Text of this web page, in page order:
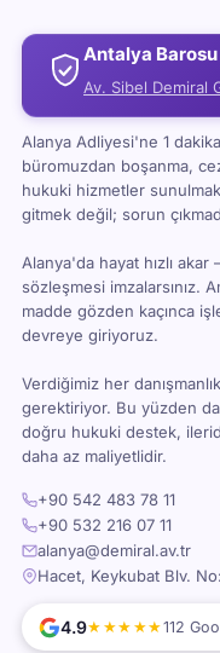
İskan belgesinin (yapı
İmar mevzuatına aykırı
Antalya
Av. Sibel Demiral
Alanya Adliyesi'ne 1
büromuzdan boşanma,
hukuki hizmetler
gitmek değil; sorun
Alanya'da hayat hızlı akar
sözleşmesi imzalarsınız.
madde gözden kaçınca
devreye giriyoruz.
Verdiğimiz her
gerektiriyor. Bu yüzden
doğru hukuki destek,
daha az maliyetlidir.
+90 542 483 78 11
+90 532 216 07 11
alanya@demiral.av.tr
Hacet, Keykubat Blv.
4.9★★★★★112